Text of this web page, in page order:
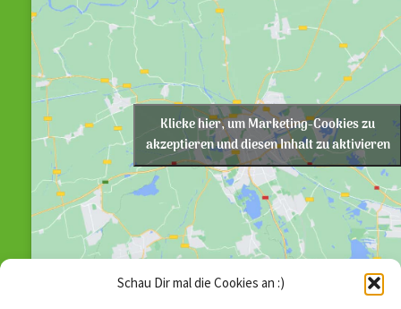
Schau Dir mal die Cookies an :)
Klicke hier, um Marketing-Cookies zu
akzeptieren und diesen Inhalt zu aktivieren